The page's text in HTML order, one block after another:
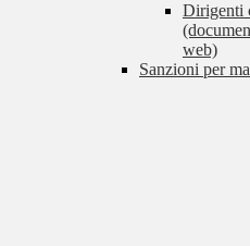
Dirigenti
web)
Sanzioni per